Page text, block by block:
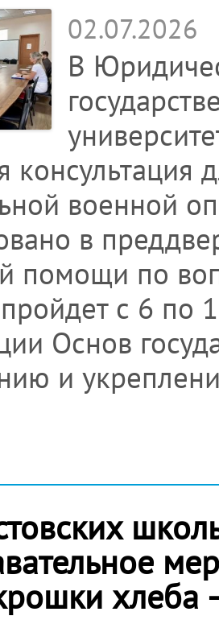
02.07.2026
В
консультация
военной
в
помощи по
с 6 по
Основ
и
хлеба